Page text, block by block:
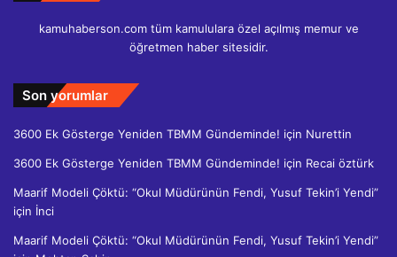
kamuhaberson.com tüm kamululara özel açılmış memur ve
öğretmen haber sitesidir.
Son yorumlar
3600 Ek Gösterge Yeniden TBMM Gündeminde! için Nurettin
3600 Ek Gösterge Yeniden TBMM Gündeminde! için Recai öztürk
Maarif Modeli Çöktü: “Okul Müdürünün Fendi, Yusuf Tekin’i Yendi”
için İnci
Maarif Modeli Çöktü: “Okul Müdürünün Fendi, Yusuf Tekin’i Yendi”